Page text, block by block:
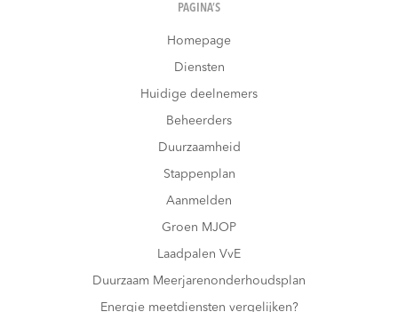
PAGINA’S
Homepage
Diensten
Huidige deelnemers
Beheerders
Duurzaamheid
Stappenplan
Aanmelden
Groen MJOP
Laadpalen VvE
Duurzaam Meerjarenonderhoudsplan
Energie meetdiensten vergelijken?